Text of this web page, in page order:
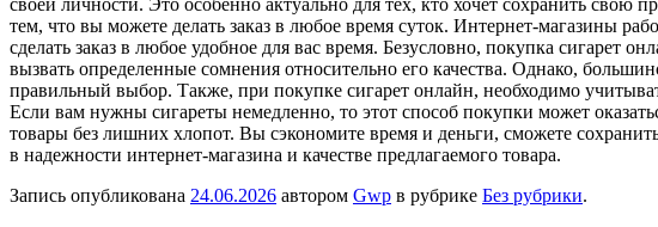
тем, что вы можете делать заказ в любое время суток. Интернет-магазины
сделать заказ в любое удобное для вас время. Безусловно, покупка сигарет
вызвать определенные сомнения относительно его качества. Однако,
правильный выбор. Также, при покупке сигарет онлайн, необходимо
Если вам нужны сигареты немедленно, то этот способ покупки может
товары без лишних хлопот. Вы сэкономите время и деньги, сможете
в надежности интернет-магазина и качестве предлагаемого товара.
Запись опубликована 24.06.2026 автором Gwp в рубрике Без рубрики.